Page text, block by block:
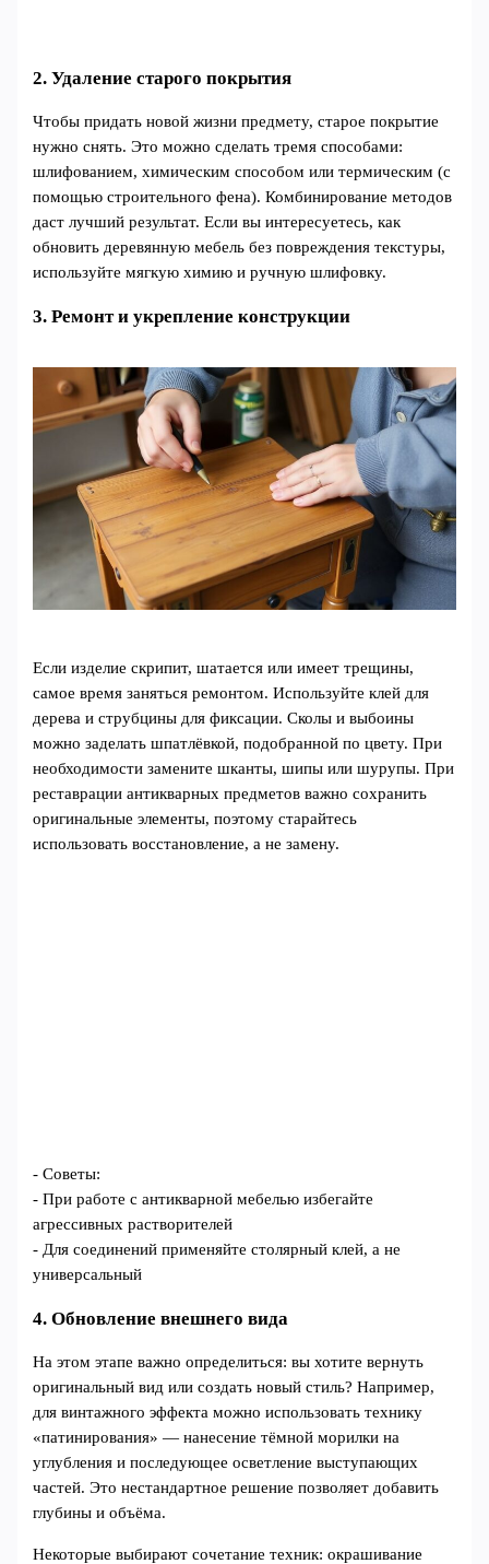
2. Удаление старого покрытия
Чтобы придать новой жизни предмету, старое покрытие
нужно снять. Это можно сделать тремя способами:
шлифованием, химическим способом или термическим (с
помощью строительного фена). Комбинирование методов
даст лучший результат. Если вы интересуетесь, как
обновить деревянную мебель без повреждения текстуры,
используйте мягкую химию и ручную шлифовку.
3. Ремонт и укрепление конструкции
Если изделие скрипит, шатается или имеет трещины,
самое время заняться ремонтом. Используйте клей для
дерева и струбцины для фиксации. Сколы и выбоины
можно заделать шпатлёвкой, подобранной по цвету. При
необходимости замените шканты, шипы или шурупы. При
реставрации антикварных предметов важно сохранить
оригинальные элементы, поэтому старайтесь
использовать восстановление, а не замену.
- Советы:
- При работе с антикварной мебелью избегайте
агрессивных растворителей
- Для соединений применяйте столярный клей, а не
универсальный
4. Обновление внешнего вида
На этом этапе важно определиться: вы хотите вернуть
оригинальный вид или создать новый стиль? Например,
для винтажного эффекта можно использовать технику
«патинирования» — нанесение тёмной морилки на
углубления и последующее осветление выступающих
частей. Это нестандартное решение позволяет добавить
глубины и объёма.
Некоторые выбирают сочетание техник: окрашивание